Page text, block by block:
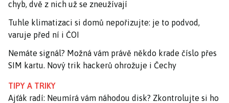
chyb, dvě z nich už se zneužívají
Tuhle klimatizaci si domů nepořizujte: je to podvod,
varuje před ní i ČOI
Nemáte signál? Možná vám právě někdo krade číslo přes
SIM kartu. Nový trik hackerů ohrožuje i Čechy
TIPY A TRIKY
Ajťák radí: Neumírá vám náhodou disk? Zkontrolujte si ho